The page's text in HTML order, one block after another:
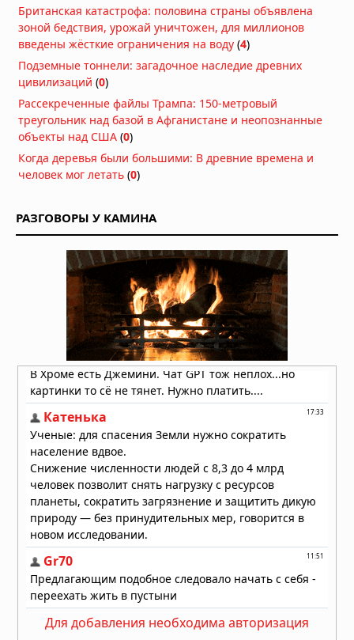
21.07.2026 в 06:30
Гиены оказались мастерами
общения: они используют 13 звуков
и «улыбку», чтобы игра не
переросла в драку
В Китае нашли предка пауков
возрастом 518 млн лет с зачатками
клыков
14.07.2026 в 07:30
13.07.2026 в 09:00
Медузы заживляют раны за минуты
без рубцов: учёные раскрыли
механизм, который может изменить
медицину
13.07.2026 в 06:30
Сон собаки глазами науки
10.07.2026 в 06:02
Британская катастрофа: половина страны объявлена
зоной бедствия, урожай уничтожен, для миллионов
введены жёсткие ограничения на воду (4)
Подземные тоннели: загадочное наследие древних
цивилизаций (0)
Рассекреченные файлы Трампа: 150-метровый
треугольник над базой в Афганистане и неопознанные
объекты над США (0)
Когда деревья были большими: В древние времена и
человек мог летать (0)
РАЗГОВОРЫ У КАМИНА
Для добавления необходима авторизация